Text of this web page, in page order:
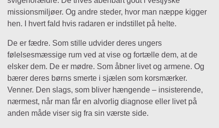
missionsmiljøer. Og andre steder, hvor man næppe kigger
hen. I hvert fald hvis radaren er indstillet på helte.
De er fædre. Som stille udvider deres ungers
følelsesmæssige rum ved at vise og fortælle dem, at de
elsker dem. De er mødre. Som åbner livet og armene. Og
bærer deres børns smerte i sjælen som korsmærker.
Venner. Den slags, som bliver hængende – insisterende,
nærmest, når man får en alvorlig diagnose eller livet på
anden måde viser sig fra sin værste side.